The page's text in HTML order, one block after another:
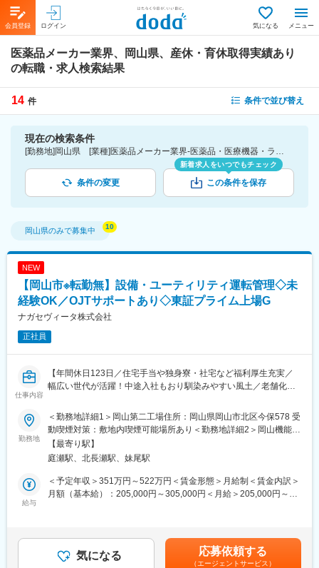
会員登録 ログイン 気になる メニュー
医薬品メーカー業界、岡山県、産休・育休取得実績あり
の転職・求人検索結果
14 件 条件で並び替え
現在の検索条件
[勤務地]岡山県 [業種]医薬品メーカー業界-医薬品・医療機器・ライフサイエンス・医療系サービス [詳細条件](休日・働き方)産休・育休取得実績あり
条件の変更
新着求人をいつでもチェック
この条件を保存
岡山県のみで募集中
NEW
【岡山市※転勤無】設備・ユーティリティ運転管理◇未
経験OK／OJTサポートあり◇東証プライム上場G
ナガセヴィータ株式会社
正社員
仕事内容
【年間休日123日／住宅手当や独身寮・社宅など福利厚生充実／
幅広い世代が活躍！中途入社もおり馴染みやすい風土／老舗化学
・工場関係の排水運転業務(・監視業務・薬剤補充・脱水機調整・
pH管理（廃薬液処分）・各計器校正、確認・資材受取、現場搬入)
・ボイラー運転業務(・ボイラー監視業務・軟水装置再生、薬剤補
充・現場点検、確認※遠隔改造でも点検義務有)
・変電所業務(・常駐監視業務・特高変電所点検・場内変電設備点
検・力率監視操作・特高変電所操作)
・書類業務（・大気汚染関係・排水運転まとめ・原動関連官庁申
請業務・環境測定・手順書作成、改訂・提案、５Ｓ、ＨＨＫ）
勤務地
＜勤務地詳細1＞岡山第二工場住所：岡山県岡山市北区今保578 受
動喫煙対策：敷地内喫煙可能場所あり＜勤務地詳細2＞岡山機能糖
質工場住所：岡山市北区今保578 受動喫煙対策：敷地内喫煙可能
場所あり変更の範囲：無
【最寄り駅】
庭瀬駅、北長瀬駅、妹尾駅
給与
＜予定年収＞351万円～522万円＜賃金形態＞月給制＜賃金内訳＞
月額（基本給）：205,000円～305,000円＜月給＞205,000円～
支給賃金はあくまでも目安の金額であり、選考を通じて上下する
可能性があります。月給(月額)は固定手当を含めた表記です。
気になる 応募依頼する
（エージェントサービス）